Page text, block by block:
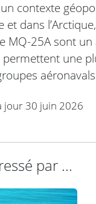
contexte
dans
MQ-25A sont
permettent une
jour 30 juin 2026
par ...